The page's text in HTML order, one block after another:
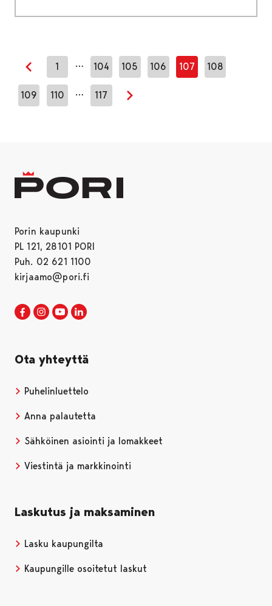
Edellinen sivu
1 … 104 105 106 107 108
109 110 … 117
Seuraava sivu
Porin kaupunki
PL 121, 28101 PORI
Puh. 02 621 1100
kirjaamo@pori.fi
Porin kaupunki Facebookissa
Avautuu uudessa välilehdessä
Porin kaupunki Instagramissa
Avautuu uudessa välilehdessä
Porin kaupunki Youtubessa
Avautuu uudessa välilehdessä
Ota yhteyttä
Puhelinluettelo
Anna palautetta
Sähköinen asiointi ja lomakkeet
Viestintä ja markkinointi
Laskutus ja maksaminen
Lasku kaupungilta
Kaupungille osoitetut laskut